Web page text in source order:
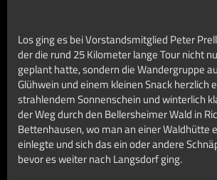
Los ging es bei Vorstandsmitglied Peter
der die rund 25 Kilometer lange Tour nicht
geplant hatte, sondern die Wandergruppe
Glühwein und einem kleinen Snack herzlich
strahlendem Sonnenschein und winterlich
der Weg durch den Bellersheimer Wald in
Bettenhausen, wo man an einer Waldhütte
einlegte und sich das ein oder andere
bevor es weiter nach Langsdorf ging.